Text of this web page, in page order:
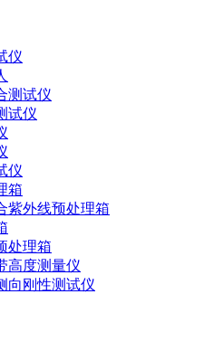
仪
测试仪
试仪
仪
箱
紫外线预处理箱
处理箱
高度测量仪
向刚性测试仪